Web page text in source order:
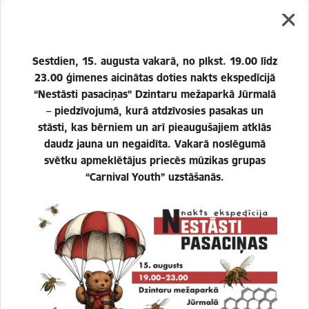
Sestdien, 15. augusta vakarā, no plkst. 19.00 līdz
23.00 ģimenes aicinātas doties nakts ekspedīcijā
“Nestāsti pasaciņas” Dzintaru mežaparkā Jūrmalā
– piedzīvojumā, kurā atdzīvosies pasakas un
stāsti, kas bērniem un arī pieaugušajiem atklās
daudz jauna un negaidīta. Vakarā noslēgumā
svētku apmeklētājus priecēs mūzikas grupas
“Carnival Youth” uzstāšanās.
2 gadi
_gat
Statistikas sīkdatnes (nepieciešamas, lai
uzlabotu vietnes darbību un
Izmanto Google Analytics, lai samazinātu
pieprasījuma līmeni.
1 minūte